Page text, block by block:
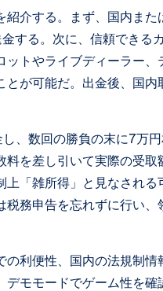
紹介する。まず、国内また
する。次に、信頼できる
トやライブディーラー、
が可能だ。出金後、国内
、数回の勝負の末に7万円
料を差し引いて実際の受取
上「雑所得」と見なされる
務申告を忘れずに行い、
の利便性、国内の法規制情
モモードでゲーム性を確